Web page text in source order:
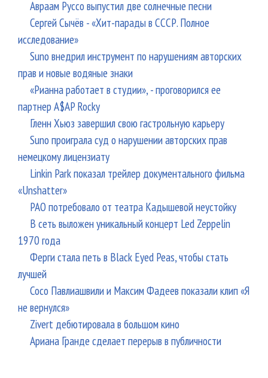
Авраам Руссо выпустил две солнечные песни
Сергей Сычёв - «Хит-парады в СССР. Полное
исследование»
Suno внедрил инструмент по нарушениям авторских
прав и новые водяные знаки
«Рианна работает в студии», - проговорился ее
партнер A$AP Rocky
Гленн Хьюз завершил свою гастрольную карьеру
Suno проиграла суд о нарушении авторских прав
немецкому лицензиату
Linkin Park показал трейлер документального фильма
«Unshatter»
РАО потребовало от театра Кадышевой неустойку
В сеть выложен уникальный концерт Led Zeppelin
1970 года
Ферги стала петь в Black Eyed Peas, чтобы стать
лучшей
Сосо Павлиашвили и Максим Фадеев показали клип «Я
не вернулся»
Zivert дебютировала в большом кино
Ариана Гранде сделает перерыв в публичности